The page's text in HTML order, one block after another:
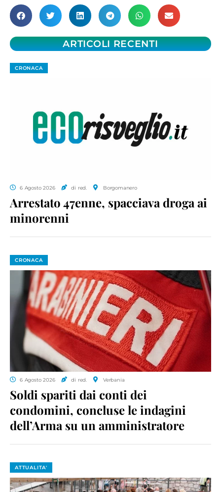
ARTICOLI RECENTI
CRONACA
6 Agosto 2026 di red. Borgomanero
Arrestato 47enne, spacciava droga ai
minorenni
CRONACA
6 Agosto 2026 di red. Verbania
Soldi spariti dai conti dei
condomini, concluse le indagini
dell’Arma su un amministratore
ATTUALITA'